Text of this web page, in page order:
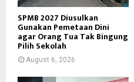
SPMB 2027 Diusulkan
Gunakan Pemetaan Dini
agar Orang Tua Tak Bingung
Pilih Sekolah
August 6, 2026